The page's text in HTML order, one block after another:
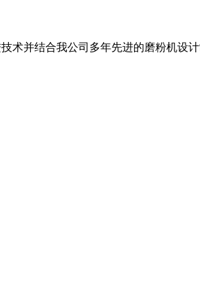
术并结合我公司多年先进的磨粉机设